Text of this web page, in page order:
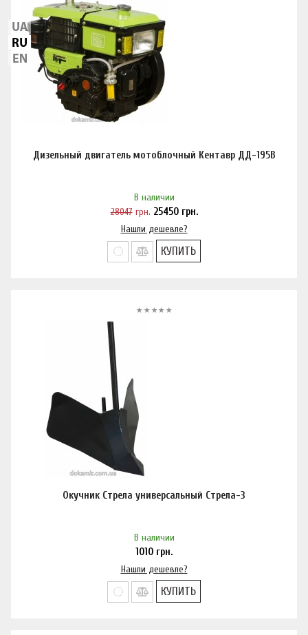
Дизельный двигатель мотоблочный Кентавр ДД-195В
В наличии
28047грн. 25450грн.
Нашли дешевле?
КУПИТЬ
Окучник Стрела универсальный Стрела-3
В наличии
1010 грн.
Нашли дешевле?
КУПИТЬ